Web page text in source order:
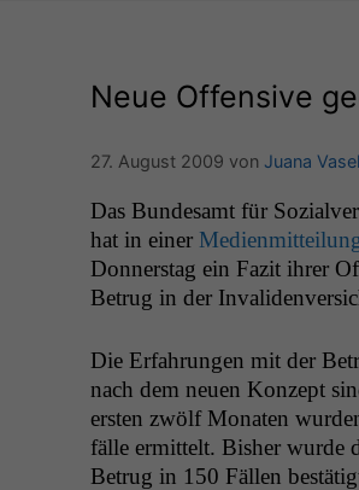
Neue Offensive
27. August 2009 von Juana
Das Bun­de­samt für
hat in ein­er
Don­ner­stag ein Faz­it ihrer
Betrug in der
Die Erfahrun­gen mit der
nach dem neuen Konzept
ersten zwölf Monat­en
fälle ermit­telt. Bish­er wurde
Betrug in 150 Fällen